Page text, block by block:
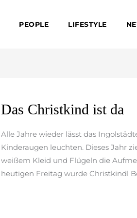
PEOPLE LIFESTYLE
Das Christkind ist da
Alle Jahre wieder lässt das
Kinderaugen leuchten. Dieses Jahr
weißem Kleid und Flügeln die
heutigen Freitag wurde Christkindl
Das
ist
da